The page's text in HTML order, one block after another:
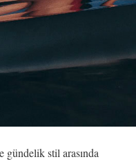
stil arasında